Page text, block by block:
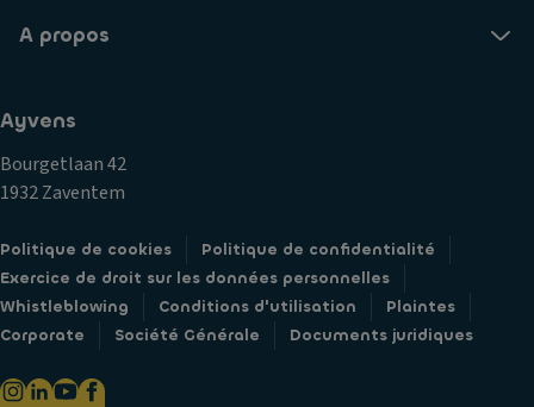
A propos
Ayvens
Bourgetlaan 42
1932 Zaventem
Politique de cookies
Politique de confidentialité
Exercice de droit sur les données personnelles
Whistleblowing
Conditions d'utilisation
Plaintes
Corporate
Société Générale Documents juridiques